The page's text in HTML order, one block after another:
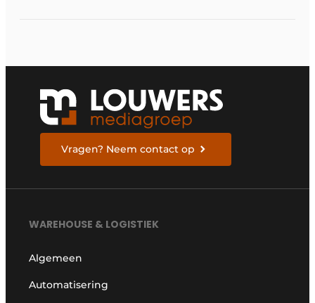
Vragen? Neem contact op
WAREHOUSE & LOGISTIEK
Algemeen
Automatisering